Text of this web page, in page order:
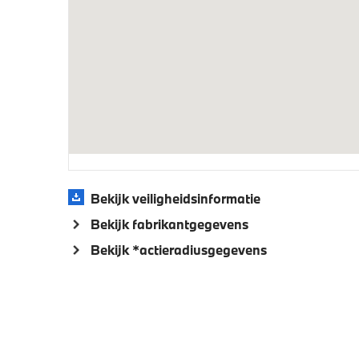
Veiligheid
Deactiverings mogelijkheid
voorpassagiersairbag
Bekijk veiligheidsinformatie
Bekijk fabrikantgegevens
Bekijk *actieradiusgegevens